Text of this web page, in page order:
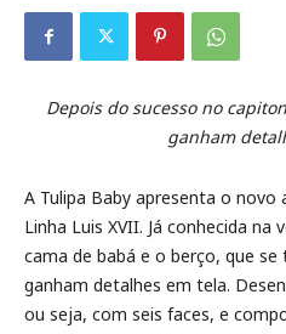
Depois do sucesso no
ganham
A Tulipa Baby apresenta o
Linha Luis XVII. Já conhecida na
cama de babá e o berço, que
ganham detalhes em tela.
ou seja, com seis faces, e